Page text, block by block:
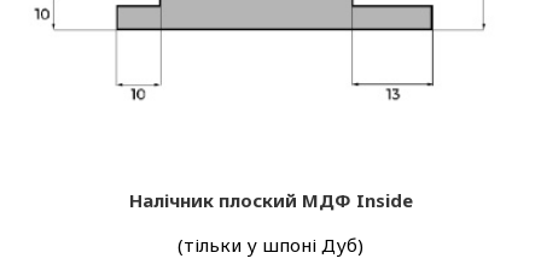
Налічник плоский МДФ Inside
(тільки у шпоні Дуб)